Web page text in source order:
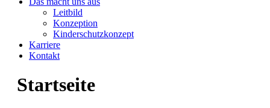
Leitbild
Konzeption
Kinderschutzkonzept
Karriere
Kontakt
Startseite